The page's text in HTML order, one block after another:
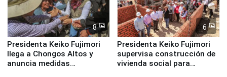
8
Presidenta Keiko Fujimori
llega a Chongos Altos y
anuncia medidas
6
Presidenta Keiko Fujimori
supervisa construcción de
vivienda social para